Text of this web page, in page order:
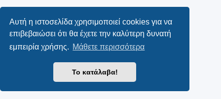
Αυτή η ιστοσελίδα χρησιμοποιεί cookies για να
επιβεβαιώσει ότι θα έχετε την καλύτερη δυνατή
εμπειρία χρήσης. Μάθετε περισσότερα
Το κατάλαβα!